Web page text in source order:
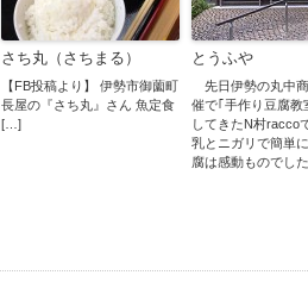
さち丸（さちまる）
【FB投稿より】 伊勢市御薗町
長屋の『さち丸』さん 魚定食
[…]
とうふや
先日伊勢の丸中
催で｢手作り豆腐教
してきたN村
乳とニガリで簡単
腐は感動ものでし